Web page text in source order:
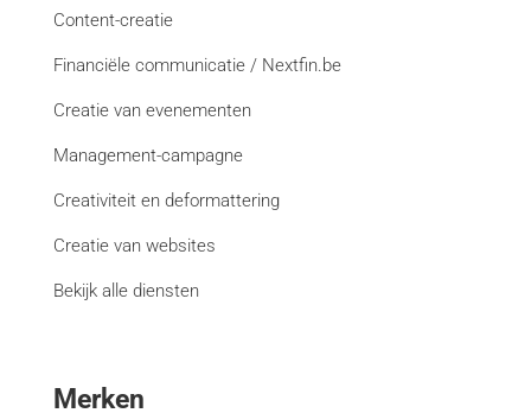
Content-creatie
Financiële communicatie / Nextfin.be
Creatie van evenementen
Management-campagne
Creativiteit en deformattering
Creatie van websites
Bekijk alle diensten
Merken